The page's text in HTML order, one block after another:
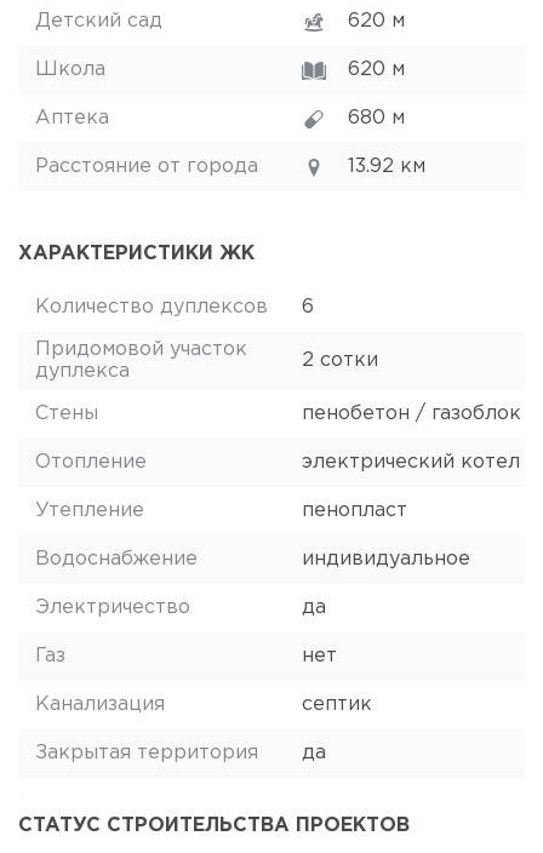
Детский сад 620 м
Школа 620 м
Аптека 680 м
Расстояние от города 13.92 км
ХАРАКТЕРИСТИКИ ЖК
Количество дуплексов 6
Придомовой участок
дуплекса
2 сотки
Стены пенобетон / газоблок
Отопление электрический котел
Утепление пенопласт
Водоснабжение индивидуальное
Электричество да
Газ нет
Канализация септик
Закрытая территория да
СТАТУС СТРОИТЕЛЬСТВА ПРОЕКТОВ